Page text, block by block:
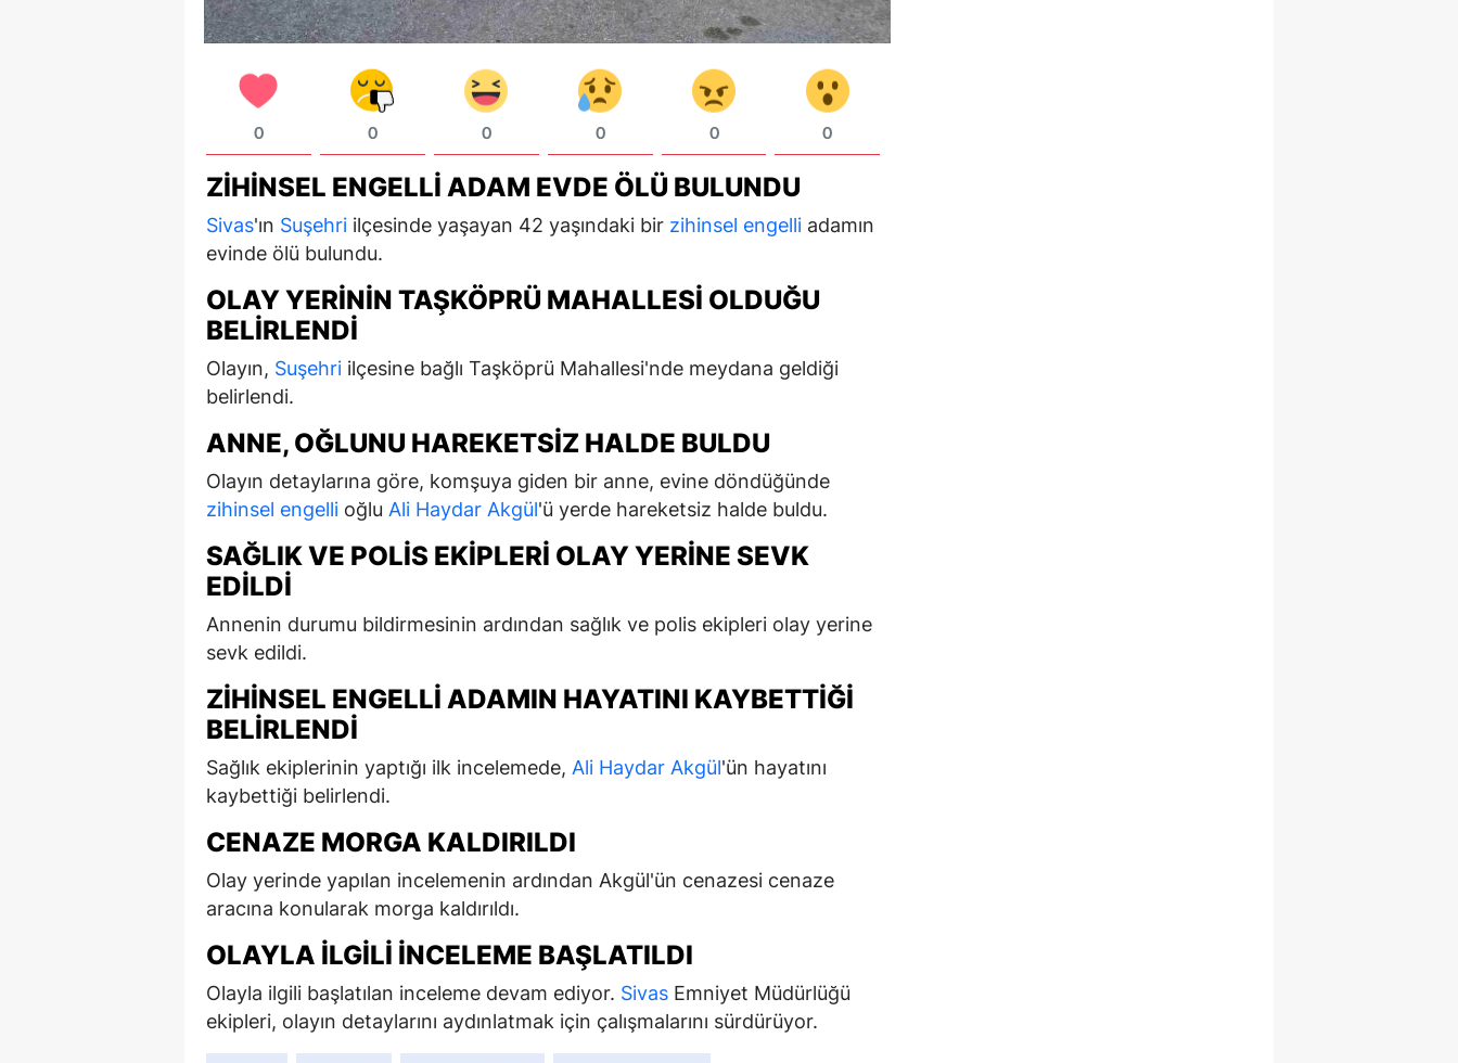
0 0 0 0 0 0
ZIHINSEL ENGELLI ADAM EVDE ÖLÜ BULUNDU
Sivas'ın Suşehri ilçesinde yaşayan 42 yaşındaki bir zihinsel engelli adamın
evinde ölü bulundu.
OLAY YERININ TAŞKÖPRÜ MAHALLESI OLDUĞU
BELIRLENDI
Olayın, Suşehri ilçesine bağlı Taşköprü Mahallesi'nde meydana geldiği
belirlendi.
ANNE, OĞLUNU HAREKETSIZ HALDE BULDU
Olayın detaylarına göre, komşuya giden bir anne, evine döndüğünde
zihinsel engelli oğlu Ali Haydar Akgül'ü yerde hareketsiz halde buldu.
SAĞLIK VE POLIS EKIPLERI OLAY YERINE SEVK
EDILDI
Annenin durumu bildirmesinin ardından sağlık ve polis ekipleri olay yerine
sevk edildi.
ZIHINSEL ENGELLI ADAMIN HAYATINI KAYBETTIĞI
BELIRLENDI
Sağlık ekiplerinin yaptığı ilk incelemede, Ali Haydar Akgül'ün hayatını
kaybettiği belirlendi.
CENAZE MORGA KALDIRILDI
Olay yerinde yapılan incelemenin ardından Akgül'ün cenazesi cenaze
aracına konularak morga kaldırıldı.
OLAYLA İLGILI İNCELEME BAŞLATILDI
Olayla ilgili başlatılan inceleme devam ediyor. Sivas Emniyet Müdürlüğü
ekipleri, olayın detaylarını aydınlatmak için çalışmalarını sürdürüyor.